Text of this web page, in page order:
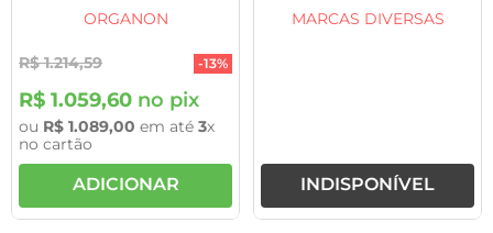
ORGANON
R$ 1.214,59 -13%
R$ 1.059,60 no pix
ou R$ 1.089,00 em até 3x
no cartão
ADICIONAR
MARCAS DIVERSAS
INDISPONÍVEL